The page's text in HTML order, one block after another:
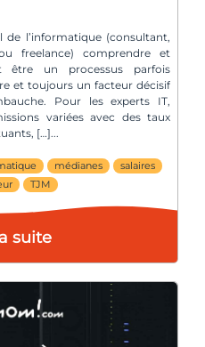
de l’informatique (consultant,
freelance) comprendre et
être un processus parfois
et toujours un facteur décisif
Pour les experts IT,
variées avec des taux
[…]
médianes
salaires
TJM
suite